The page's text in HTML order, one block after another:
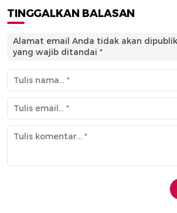
TINGGALKAN BALASAN
Alamat email Anda tidak akan
yang wajib ditandai *